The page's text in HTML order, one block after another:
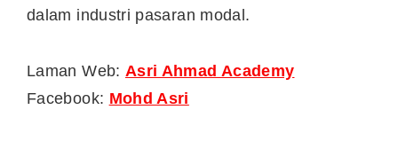
dalam industri pasaran modal.
Laman Web: Asri Ahmad Academy
Facebook: Mohd Asri